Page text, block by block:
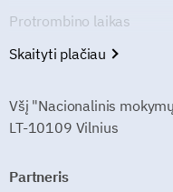
Protrombino laikas
Skaityti plačiau
Všį "Nacionalinis
LT-10109 Vilnius
Partneris